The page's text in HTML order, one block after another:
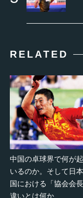
RELATED
中国の卓球界で何が
いるのか。そして日
国における「協会会
違いとは何か